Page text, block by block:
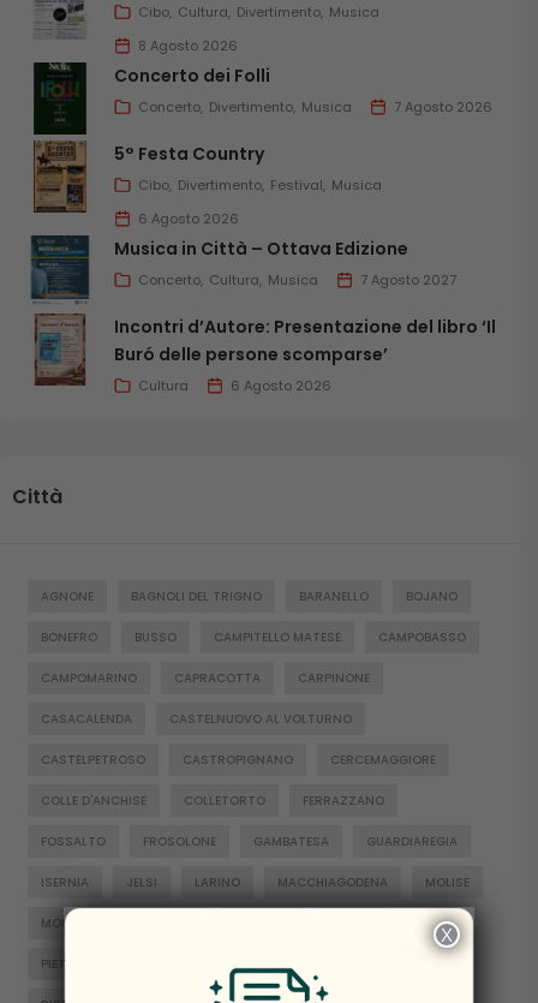
Cibo Cultura Divertimento Musica
8 Agosto 2026
Concerto dei Folli
Concerto Divertimento Musica 7 Agosto 2026
5° Festa Country
Cibo Divertimento Festival Musica
6 Agosto 2026
Musica in Città – Ottava Edizione
Concerto Cultura Musica 7 Agosto 2027
Incontri d’Autore: Presentazione del libro ‘Il
Buró delle persone scomparse’
Cultura 6 Agosto 2026
Città
AGNONE BAGNOLI DEL TRIGNO BARANELLO BOJANO
BONEFRO BUSSO CAMPITELLO MATESE CAMPOBASSO
CAMPOMARINO CAPRACOTTA CARPINONE
CASACALENDA CASTELNUOVO AL VOLTURNO
CASTELPETROSO CASTROPIGNANO CERCEMAGGIORE
COLLE D'ANCHISE COLLETORTO FERRAZZANO
FOSSALTO FROSOLONE GAMBATESA GUARDIAREGIA
ISERNIA JELSI LARINO MACCHIAGODENA MOLISE
MONTENERO DI BISACCIA
PIETRABBONDANTE PIETRACATELLA
× X